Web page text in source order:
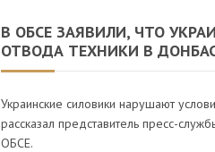
В ОБСЕ ЗАЯВИЛИ, ЧТО
ОТВОДА ТЕХНИКИ В
Украинские силовики нарушают
рассказал представитель пресс-
ОБСЕ.